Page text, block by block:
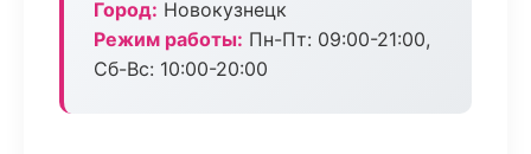
Город: Новокузнецк
Режим работы: Пн-Пт: 09:00-21:00,
Сб-Вс: 10:00-20:00